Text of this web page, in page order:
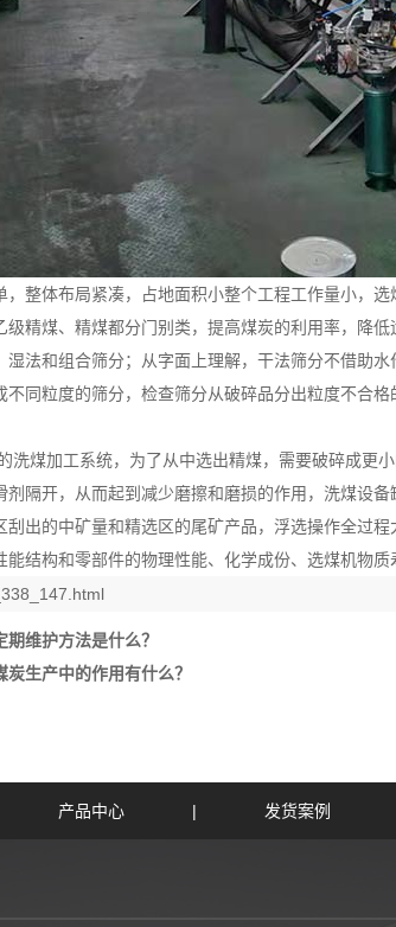
，整体布局紧凑，占地面积小整个工程工作量小，
精煤、精煤都分门别类，提高煤炭的利用率，降低
法和组合筛分；从字面上理解，干法筛分不借助
同粒度的筛分，检查筛分从破碎品分出粒度不合
洗煤加工系统，为了从中选出精煤，需要破碎成更
隔开，从而起到减少磨擦和磨损的作用，洗煤设
出的中矿量和精选区的尾矿产品，浮选操作全过
结构和零部件的物理性能、化学成份、选煤机物
维护方法是什么？
生产中的作用有什么？
产品中心 | 发货案例